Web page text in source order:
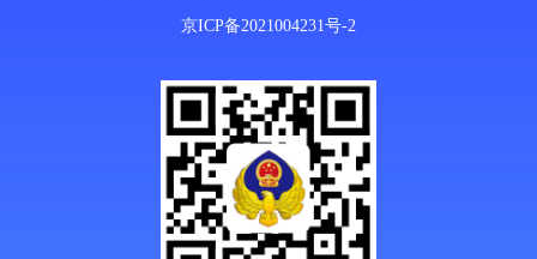
京ICP备2021004231号-2